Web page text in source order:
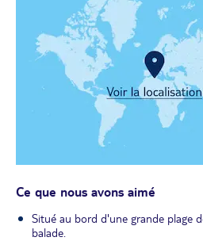
Ce que nous avons aimé
Situé au bord d'une grande plage
balade.